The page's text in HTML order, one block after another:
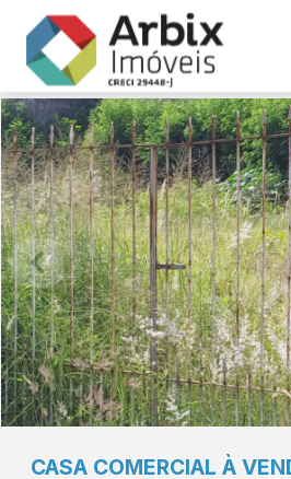
CASA COMERCIAL À